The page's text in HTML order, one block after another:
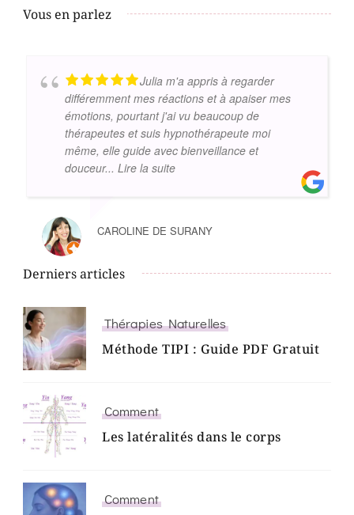
Vous en parlez
Julia m'a appris à regarder
différemment mes réactions et à apaiser mes
émotions, pourtant j'ai vu beaucoup de
thérapeutes et suis hypnothérapeute moi
même, elle guide avec bienveillance et
douceur... Lire la suite
CAROLINE DE SURANY
Derniers articles
Thérapies Naturelles
Méthode TIPI : Guide PDF Gratuit
Comment
Les latéralités dans le corps
Comment